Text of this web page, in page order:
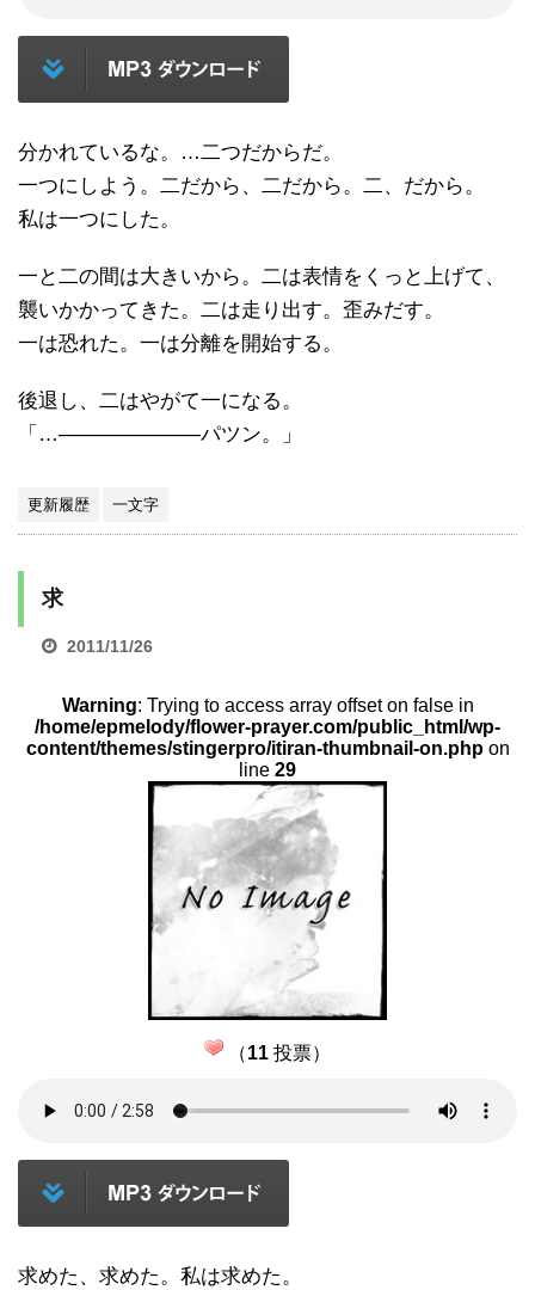
分かれているな。…二つだからだ。
一つにしよう。二だから、二だから。二、だから。
私は一つにした。
一と二の間は大きいから。二は表情をくっと上げて、
襲いかかってきた。二は走り出す。歪みだす。
一は恐れた。一は分離を開始する。
後退し、二はやがて一になる。
「…―――――――パツン。」
更新履歴 一文字
求
2011/11/26
Warning: Trying to access array offset on false in
/home/epmelody/flower-prayer.com/public_html/wp-
content/themes/stingerpro/itiran-thumbnail-on.phpon
line 29
（11 投票）
求めた、求めた。私は求めた。